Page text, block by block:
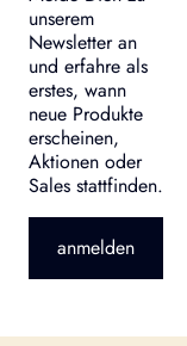
unserem
Newsletter an
und erfahre als
erstes, wann
neue Produkte
erscheinen,
Aktionen oder
Sales stattfinden.
anmelden